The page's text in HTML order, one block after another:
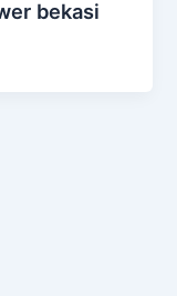
bekasi